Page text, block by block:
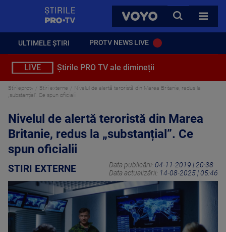
VOYO
CAUTA
TOATE
ULTIMELE ȘTIRI PROTV NEWS LIVE
LIVE Știrile PRO TV ale dimineții
Stirileprotv Stiri externe
Nivelul de alertă teroristă din Marea Britanie, redus la
„substanțial”. Ce spun oficialii
Nivelul de alertă teroristă din Marea
Britanie, redus la „substanțial”. Ce
spun oficialii
STIRI EXTERNE Data publicării: 04-11-2019 | 20:38
Data actualizării: 14-08-2025 | 05:46